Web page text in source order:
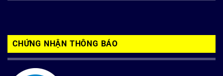
CHỨNG NHẬN THÔNG BÁO